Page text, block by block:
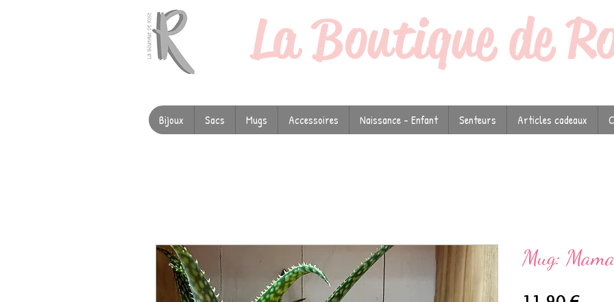
LaBoutique de
Bijoux Sacs Mugs Accessoires Naissance - Enfant Senteurs Articles cadeaux
Mug: